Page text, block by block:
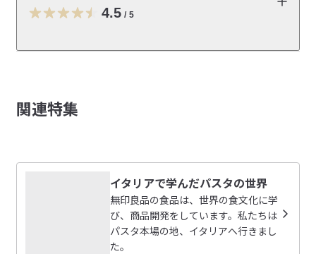
【商品特長】
ショートパスタ　チェレンターニ
素材の旨みひきたつパスタソース　紅ずわい蟹のトマトクリー
ム２６０ｇ（２人前）
※お客様のご都合による出荷後の返品・キャンセル・交換は承れ
4.5 / 5
nami
リピートなし
ずわいガニ感はよくわからなかった。味が薄かった。リピ
参考になった（0人）
関連特集
イタリアで学んだパスタの世界
無印良品の食品は、世界の食文化に学
び、商品開発をしています。私たちは
パスタ本場の地、イタリアへ行きまし
た。